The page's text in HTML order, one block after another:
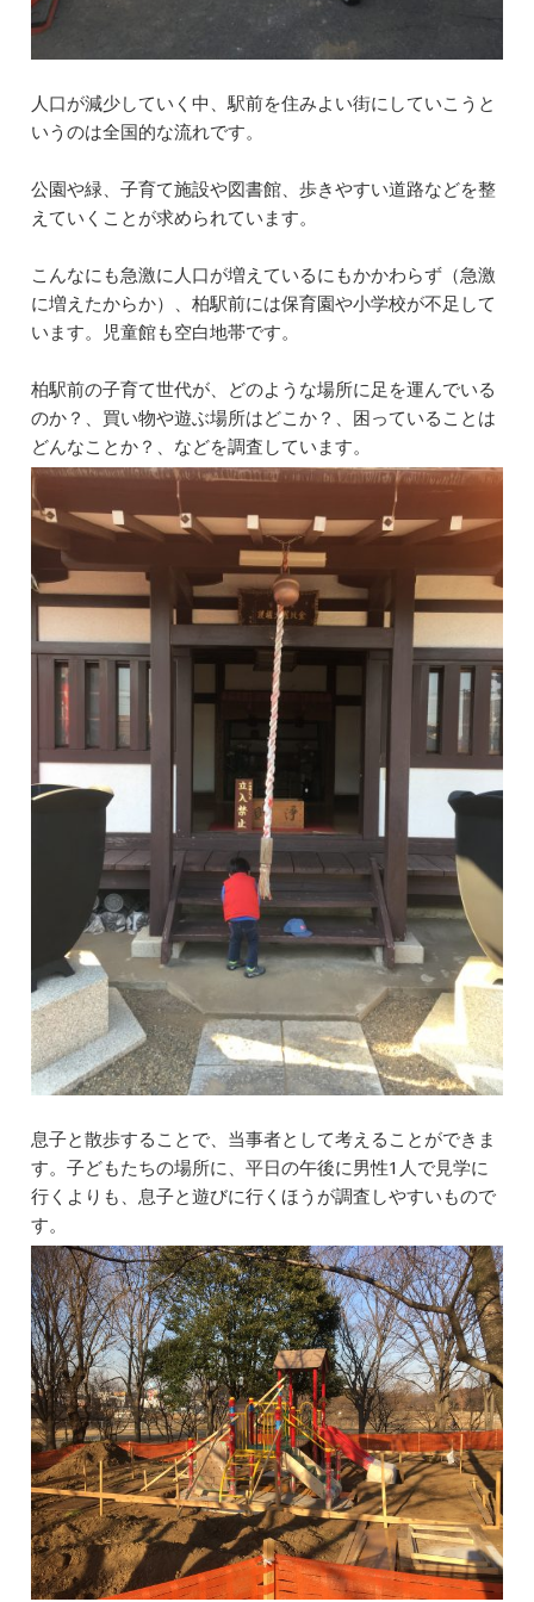
人口が減少していく中、駅前を住みよい街にしていこうと
いうのは全国的な流れです。
公園や緑、子育て施設や図書館、歩きやすい道路などを整
えていくことが求められています。
こんなにも急激に人口が増えているにもかかわらず（急激
に増えたからか）、柏駅前には保育園や小学校が不足して
います。児童館も空白地帯です。
柏駅前の子育て世代が、どのような場所に足を運んでいる
のか？、買い物や遊ぶ場所はどこか？、困っていることは
どんなことか？、などを調査しています。
息子と散歩することで、当事者として考えることができま
す。子どもたちの場所に、平日の午後に男性1人で見学に
行くよりも、息子と遊びに行くほうが調査しやすいもので
す。